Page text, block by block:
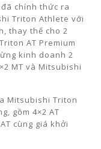
chính thức ra
Triton Athlete với
thay thế cho 2
AT Premium
kinh doanh 2
MT và Mitsubishi
Mitsubishi Triton
gồm 4×2 AT
cùng giá khởi